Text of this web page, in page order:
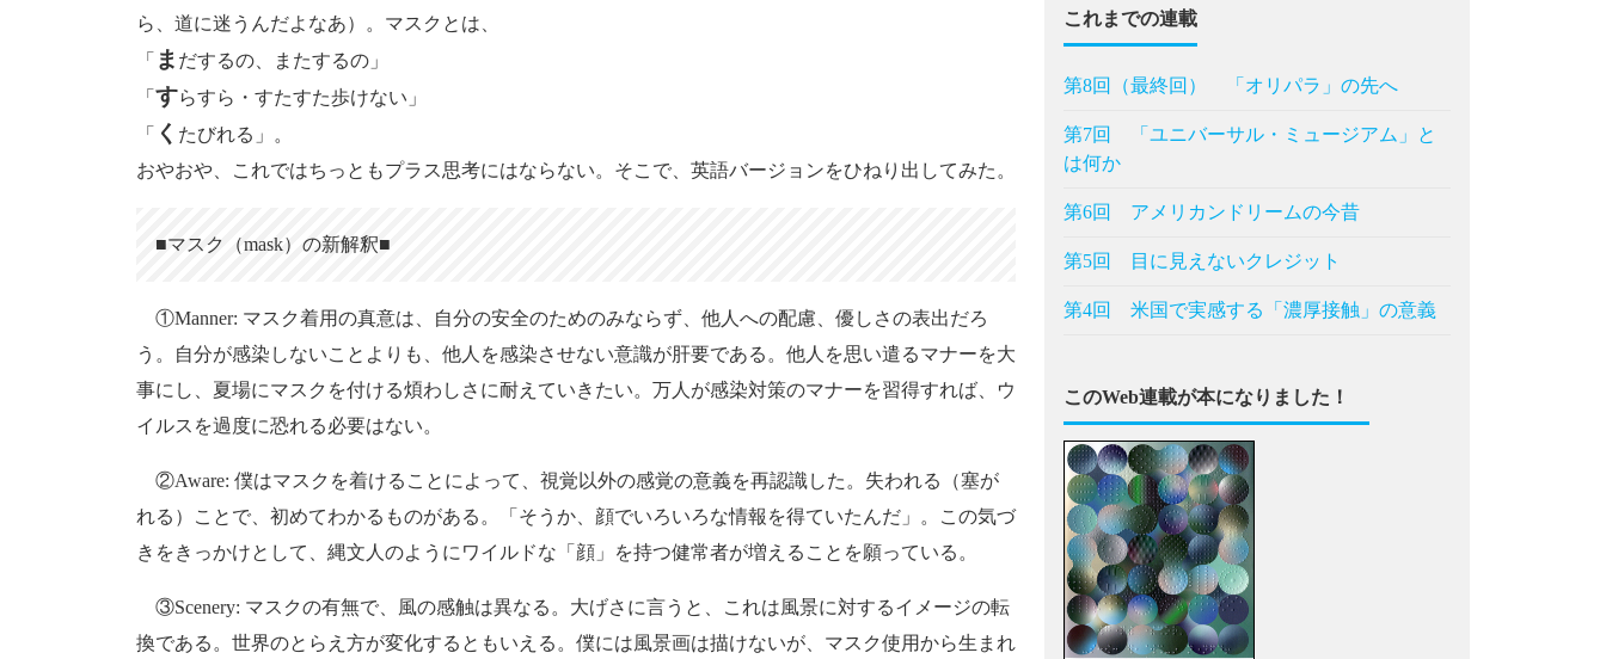
ら、道に迷うんだよなあ）。マスクとは、
「 ま だするの、またするの」
「 すらすら・すたすた歩けない」
「
く たびれる」。
おやおや、これではちっともプラス思考にはならない。そこで、英語バージョンをひねり出してみた。
■マスク（mask）の新解釈■
①Manner: マスク着用の真意は、自分の安全のためのみならず、他人への配慮、優しさの表出だろ
う。自分が感染しないことよりも、他人を感染させない意識が肝要である。他人を思い遣るマナーを大
事にし、夏場にマスクを付ける煩わしさに耐えていきたい。万人が感染対策のマナーを習得すれば、ウ
イルスを過度に恐れる必要はない。
②Aware: 僕はマスクを着けることによって、視覚以外の感覚の意義を再認識した。失われる（塞が
れる）ことで、初めてわかるものがある。「そうか、顔でいろいろな情報を得ていたんだ」。この気づ
きをきっかけとして、縄文人のようにワイルドな「顔」を持つ健常者が増えることを願っている。
③Scenery: マスクの有無で、風の感触は異なる。大げさに言うと、これは風景に対するイメージの転
換である。世界のとらえ方が変化するともいえる。僕には風景画は描けないが、マスク使用から生まれ
これまでの連載
第8回（最終回） 「オリパラ」の先へ
第7回 「ユニバーサル・ミュージアム」と
は何か
第6回 アメリカンドリームの今昔
第5回 目に見えないクレジット
第4回 米国で実感する「濃厚接触」の意義
このWeb連載が本になりました！